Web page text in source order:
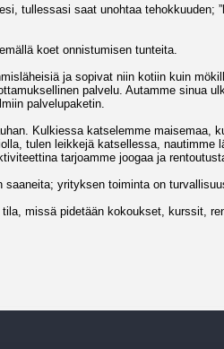
tullessasi saat unohtaa tehokkuuden;
koet onnistumisen tunteita.
ja sopivat niin kotiin kuin
palvelu. Autamme sinua
palvelupaketin.
Kulkiessa katselemme maisemaa,
tulen leikkejä katsellessa, nautimme
tarjoamme joogaa ja
saaneita; yrityksen toiminta on
missä pidetään kokoukset, kurssit,